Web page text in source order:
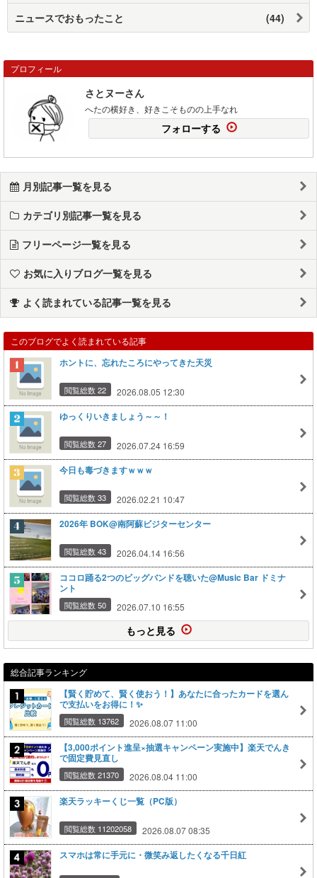
ニュースでおもったこと (44)
プロフィール
さとヌーさん
へたの横好き、好きこそものの上手なれ
フォローする
月別記事一覧を見る
カテゴリ別記事一覧を見る
フリーページ一覧を見る
お気に入りブログ一覧を見る
よく読まれている記事一覧を見る
このブログでよく読まれている記事
ホントに、忘れたころにやってきた天災
閲覧総数 22 2026.08.05 12:30
ゆっくりいきましょう～～！
閲覧総数 27 2026.07.24 16:59
今日も毒づきますｗｗｗ
閲覧総数 33 2026.02.21 10:47
2026年 BOK@南阿蘇ビジターセンター
閲覧総数 43 2026.04.14 16:56
ココロ踊る2つのビッグバンドを聴いた@Music Bar ドミナ
ント
閲覧総数 50 2026.07.10 16:55
もっと見る
総合記事ランキング
【賢く貯めて、賢く使おう！】あなたに合ったカードを選ん
で支払いをお得に！✨
閲覧総数 13762 2026.08.07 11:00
【3,000ポイント進呈×抽選キャンペーン実施中】楽天でんき
で固定費見直し
閲覧総数 21370 2026.08.04 11:00
楽天ラッキーくじ一覧（PC版）
閲覧総数 11202058 2026.08.07 08:35
スマホは常に手元に・微笑み返したくなる千日紅